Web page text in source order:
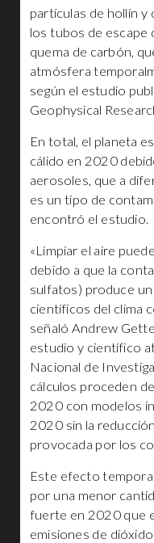
partículas de hollín
los tubos de escape
quema de carbón,
atmósfera
según el estudio
Geophysical
En total, el planeta
cálido en 2020
aerosoles, que a
es un tipo de
encontró el estudio.
«Limpiar el aire
debido a que la
sulfatos) produce
científicos del clima
señaló Andrew
estudio y científico
Nacional de
cálculos proceden
2020 con modelos
2020 sin la
provocada por los
Este efecto
por una menor
fuerte en 2020 que
emisiones de